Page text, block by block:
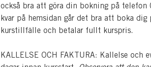
också bra att göra din bokning på
kvar på hemsidan går det bra att boka
kurstillfälle och betalar fullt kurspris.
KALLELSE OCH FAKTURA: Kallelse